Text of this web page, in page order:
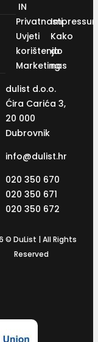
IN
Privatnosti
Uvjeti
korištenja
Marketing
Kako
do
nas
dulist d.o.o.
Ćira Carića 3,
20 000
Dubrovnik
info@dulist.hr
020 350 670
020 350 671
020 350 672
© DuList | All Rights
Reserved